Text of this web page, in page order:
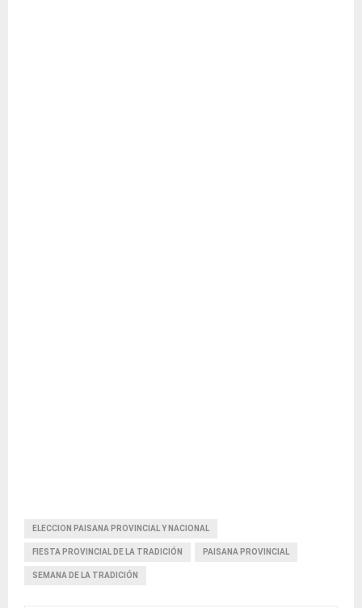
ELECCION PAISANA PROVINCIAL Y NACIONAL
FIESTA PROVINCIAL DE LA TRADICIÓN PAISANA PROVINCIAL
SEMANA DE LA TRADICIÓN